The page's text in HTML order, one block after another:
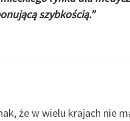
szybkością.”
że w wielu krajach nie